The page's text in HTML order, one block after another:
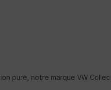
pure, notre marque VW